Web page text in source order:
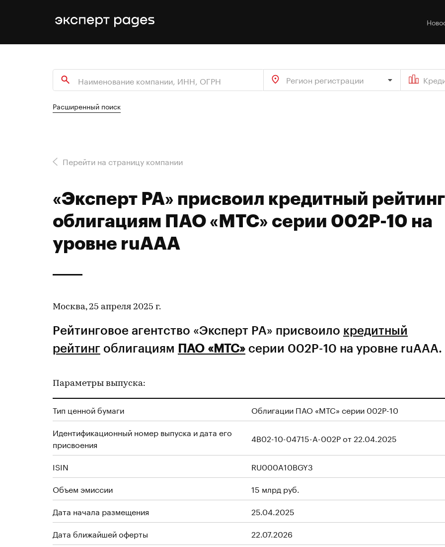
Регион регистрации
Расширенный поиск
Перейти на страницу компании
«Эксперт РА» присвоил кредитный рейтинг
облигациям ПАО «МТС» серии 002Р-10 на
уровне ruAAA
Москва, 25 апреля 2025 г.
Рейтинговое агентство «Эксперт РА» присвоило кредитный
рейтинг облигациям ПАО «МТС» серии 002Р-10 на уровне ruAAA.
Параметры выпуска:
Тип ценной бумаги
Облигации ПАО «МТС» серии 002Р-10
Идентификационный номер выпуска и дата его
присвоения
4B02-10-04715-A-002P от 22.04.2025
ISIN
RU000A10BGY3
Объем эмиссии
15 млрд руб.
Дата начала размещения
25.04.2025
Дата ближайшей оферты
22.07.2026